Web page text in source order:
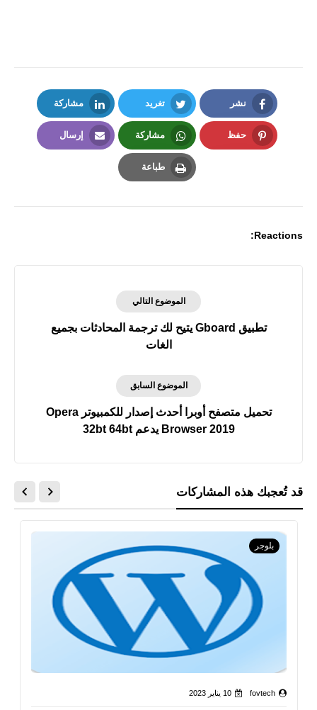
نشر
Facebook
تغريد
Twitter
مشاركة
LinkedIn
حفظ مشاركة
Whatsapp
إرسال
طباعة
Reactions:
الموضوع التالي
تطبيق Gboard يتيح لك ترجمة المحادثات بجميع
الغات
الموضوع السابق
تحميل متصفح أوبرا أحدث إصدار للكمبيوتر Opera
Browser 2019 يدعم 32bt 64bt
قد تُعجبك هذه المشاركات
بلوجر
fovtech 10 يناير 2023